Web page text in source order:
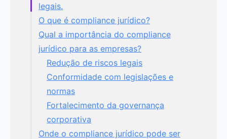
legais.
O que é compliance jurídico?
Qual a importância do compliance
jurídico para as empresas?
Redução de riscos legais
Conformidade com legislações e
normas
Fortalecimento da governança
corporativa
Onde o compliance jurídico pode ser